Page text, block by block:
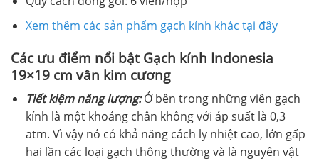
Xem thêm các sản phẩm gạch kính khác tại đây
Các ưu điểm nổi bật Gạch kính Indonesia
19×19 cm vân kim cương
Tiết kiệm năng lượng:Ở bên trong những viên gạch
kính là một khoảng chân không với áp suất là 0,3
atm. Vì vậy nó có khả năng cách ly nhiệt cao, lớn gấp
hai lần các loại gạch thông thường và là nguyên vật